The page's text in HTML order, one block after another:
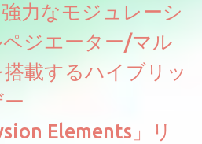
力なモジュレーシ
ジエーター/マル
載するハイブリッ
Elements」リ